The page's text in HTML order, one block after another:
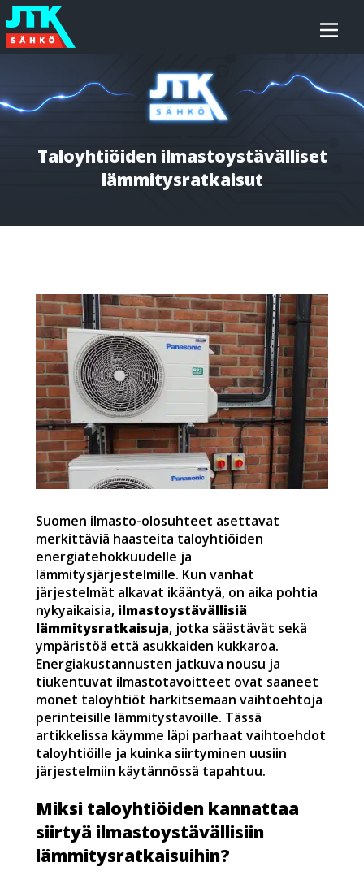
Siirry
sisältöön
JTK-
Sähkö
Oy
Taloyhtiöiden ilmastoystävälliset
lämmitysratkaisut
Suomen ilmasto-olosuhteet asettavat
merkittäviä haasteita taloyhtiöiden
energiatehokkuudelle ja
lämmitysjärjestelmille. Kun vanhat
järjestelmät alkavat ikääntyä, on aika pohtia
nykyaikaisia, ilmastoystävällisiä
lämmitysratkaisuja, jotka säästävät sekä
ympäristöä että asukkaiden kukkaroa.
Energiakustannusten jatkuva nousu ja
tiukentuvat ilmastotavoitteet ovat saaneet
monet taloyhtiöt harkitsemaan vaihtoehtoja
perinteisille lämmitystavoille. Tässä
artikkelissa käymme läpi parhaat vaihtoehdot
taloyhtiöille ja kuinka siirtyminen uusiin
järjestelmiin käytännössä tapahtuu.
Miksi taloyhtiöiden kannattaa
siirtyä ilmastoystävällisiin
lämmitysratkaisuihin?